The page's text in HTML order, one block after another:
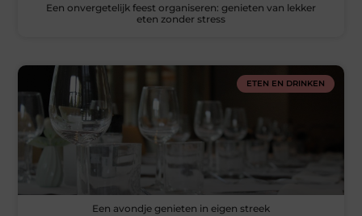
Een onvergetelijk feest organiseren: genieten van lekker
eten zonder stress
ETEN EN DRINKEN
Een avondje genieten in eigen streek